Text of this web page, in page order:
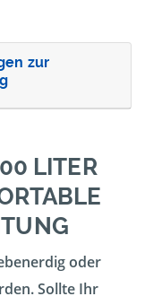
zur
LITER
oder
Sollte Ihr